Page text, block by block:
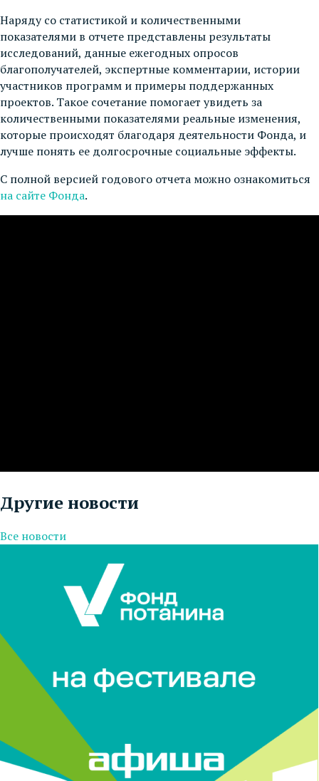
Наряду со статистикой и количественными
показателями в отчете представлены результаты
исследований, данные ежегодных опросов
благополучателей, экспертные комментарии, истории
участников программ и примеры поддержанных
проектов. Такое сочетание помогает увидеть за
количественными показателями реальные изменения,
которые происходят благодаря деятельности Фонда, и
лучше понять ее долгосрочные социальные эффекты.
С полной версией годового отчета можно ознакомиться
на сайте Фонда.
Другие новости
Все новости